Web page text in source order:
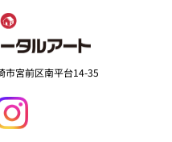
宮前区南平台14-35